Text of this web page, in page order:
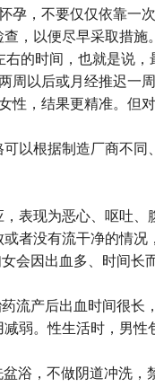
孕，不要仅仅依靠一
，以便尽早采取措施
的时间，也就是说
周以后或月经推迟一
性，结果更精准。但
以根据制造厂商不
表现为恶心、呕吐
者没有流干净的情
会因出血多、时间长
流产后出血时间很
弱。性生活时，男
浴，不做阴道冲洗，